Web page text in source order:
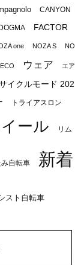
CANYON
DOGMA FACTOR
one NOZA S NO
ウェア エア
イクルモード 202
トライアスロン
ール リム
自転車
新着
スト自転車